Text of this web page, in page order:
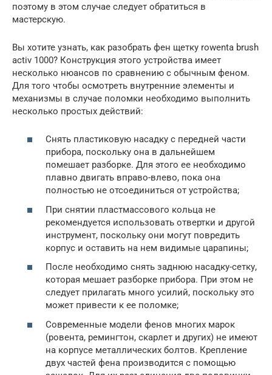
поэтому в этом случае следует обратиться в
мастерскую.
Вы хотите узнать, как разобрать фен щетку rowenta brush
activ 1000? Конструкция этого устройства имеет
несколько нюансов по сравнению с обычным феном.
Для того чтобы осмотреть внутренние элементы и
механизмы в случае поломки необходимо выполнить
несколько простых действий:
Снять пластиковую насадку с передней части
прибора, поскольку она в дальнейшем
помешает разборке. Для этого ее необходимо
плавно двигать вправо-влево, пока она
полностью не отсоединиться от устройства;
При снятии пластмассового кольца не
рекомендуется использовать отвертки и другой
инструмент, поскольку они могут повредить
корпус и оставить на нем видимые царапины;
После необходимо снять заднюю насадку-сетку,
которая мешает разборке прибора. При этом не
следует прилагать много усилий, поскольку это
может привести к ее поломке;
Современные модели фенов многих марок
(ровента, ремингтон, скарлет и других) не имеют
на корпусе металлических болтов. Крепление
двух частей фена производится с помощью